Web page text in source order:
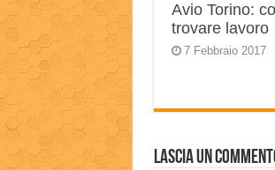
Avio Torino:
trovare lavoro
7 Febbraio 2017
Lascia un